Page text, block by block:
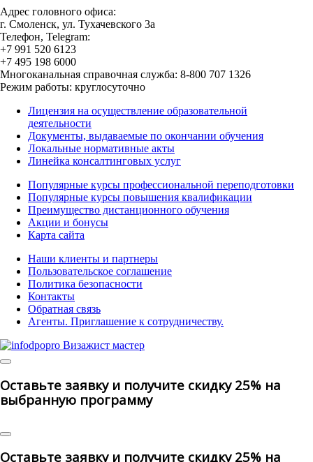
Адрес головного офиса:
г. Смоленск, ул. Тухачевского 3а
Телефон, Telegram:
+7 991 520 6123
+7 495 198 6000
Многоканальная справочная служба: 8-800 707 1326
Режим работы: круглосуточно
Лицензия на осуществление образовательной
деятельности
Документы, выдаваемые по окончании обучения
Локальные нормативные акты
Линейка консалтинговых услуг
Популярные курсы профессиональной переподготовки
Популярные курсы повышения квалификации
Преимущество дистанционного обучения
Акции и бонусы
Карта сайта
Наши клиенты и партнеры
Пользовательское соглашение
Политика безопасности
Контакты
Обратная связь
Агенты. Приглашение к сотрудничеству.
Оставьте заявку и получите скидку 25% на
выбранную программу
Оставьте заявку и получите скидку 25% на